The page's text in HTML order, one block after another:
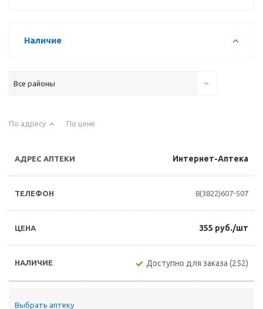
Наличие
Все районы
По адресу По цене
Интернет-Аптека
8(3822)607-507
355 руб./шт
Доступно для заказа (252)
Выбрать аптеку